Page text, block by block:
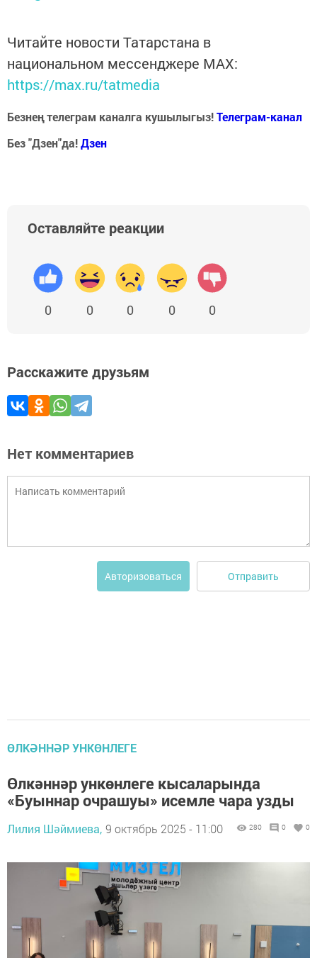
Читайте новости Татарстана в
национальном мессенджере MАХ:
https://max.ru/tatmedia
Безнең телеграм каналга кушылыгыз!Телеграм-канал
Без "Дзен"да!Дзен
Оставляйте реакции
0 0 0 0 0
Расскажите друзьям
Нет комментариев
Авторизоваться Отправить
ӨЛКӘННӘР УНКӨНЛЕГЕ
Өлкәннәр ункөнлеге кысаларында
«Буыннар очрашуы» исемле чара узды
Лилия Шәймиева, 9 октябрь 2025 - 11:00 280 0 0